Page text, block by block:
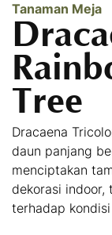
Tanaman Meja
Tree
Dracaena
daun panjang
menciptakan
dekorasi indoor,
terhadap